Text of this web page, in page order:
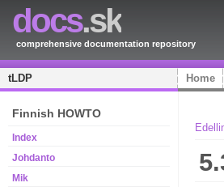
docs.sk
comprehensive documentation repository
tLDP Home
Finnish HOWTO
Index
Johdanto
Mik